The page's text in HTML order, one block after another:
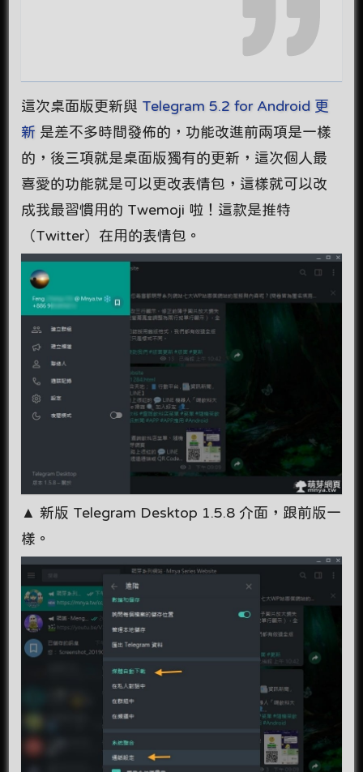
這次桌面版更新與 Telegram 5.2 for Android 更
新 是差不多時間發佈的，功能改進前兩項是一樣
的，後三項就是桌面版獨有的更新，這次個人最
喜愛的功能就是可以更改表情包，這樣就可以改
成我最習慣用的 Twemoji 啦！這款是推特
（Twitter）在用的表情包。
▲ 新版 Telegram Desktop 1.5.8 介面，跟前版一
樣。